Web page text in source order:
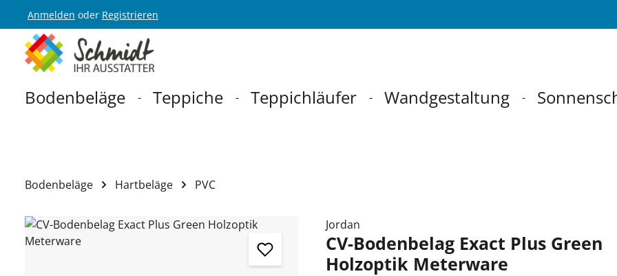
Hauptnavigation springen
Anmelden oder Registrieren
Bodenbeläge Teppiche Teppichläufer Wandgestaltung
Bodenbeläge Hartbeläge PVC
Bildergalerie überspringen Jordan
CV-Bodenbelag Exact Plus Green
Holzoptik Meterware